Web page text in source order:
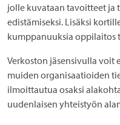
jolle kuvataan tavoitteet ja
edistämiseksi. Lisäksi
kumppanuuksia oppilaitos
Verkoston jäsensivulla voit
muiden organisaatioiden
ilmoittautua osaksi
uudenlaisen yhteistyön